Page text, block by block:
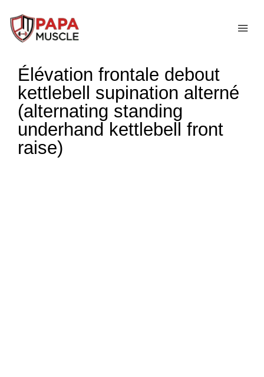
passer
principalÉlévation frontale debout
kettlebell supination alterné
(alternating standing
underhand kettlebell front
raise)